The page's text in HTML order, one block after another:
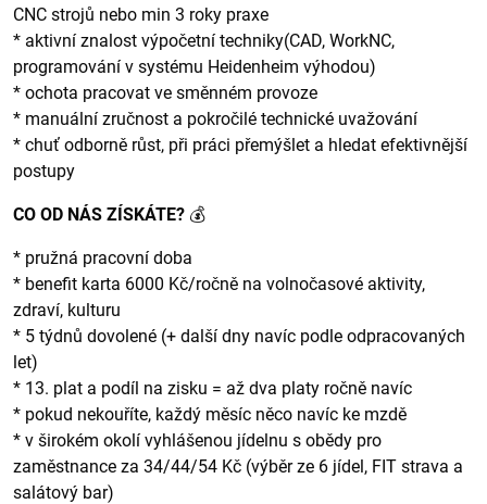
CNC strojů nebo min 3 roky praxe
* aktivní znalost výpočetní techniky(CAD, WorkNC,
programování v systému Heidenheim výhodou)
* ochota pracovat ve směnném provoze
* manuální zručnost a pokročilé technické uvažování
* chuť odborně růst, při práci přemýšlet a hledat efektivnější
postupy
CO OD NÁS ZÍSKÁTE? 💰
* pružná pracovní doba
* benefit karta 6000 Kč/ročně na volnočasové aktivity,
zdraví, kulturu
* 5 týdnů dovolené (+ další dny navíc podle odpracovaných
let)
* 13. plat a podíl na zisku = až dva platy ročně navíc
* pokud nekouříte, každý měsíc něco navíc ke mzdě
* v širokém okolí vyhlášenou jídelnu s obědy pro
zaměstnance za 34/44/54 Kč (výběr ze 6 jídel, FIT strava a
salátový bar)